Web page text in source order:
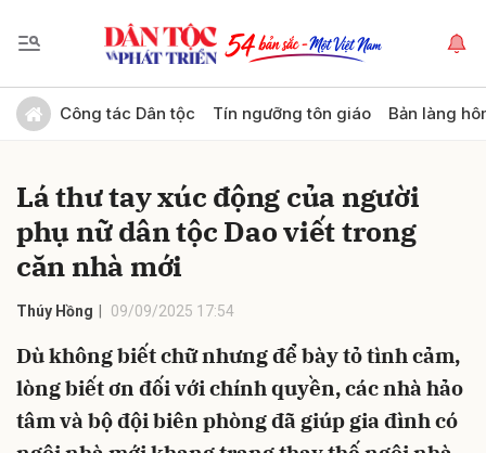
Công tác Dân tộc Tín ngưỡng tôn giáo Bản làng
Lá thư tay xúc động của người
phụ nữ dân tộc Dao viết trong
căn nhà mới
Thúy Hồng 09/09/2025 17:54
Dù không biết chữ nhưng để bày tỏ tình cảm,
lòng biết ơn đối với chính quyền, các nhà hảo
tâm và bộ đội biên phòng đã giúp gia đình có
Gửi bình luận